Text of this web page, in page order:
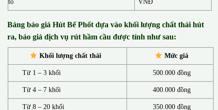
to
VNĐ
Bảng báo giá Hút Bể Phốt dựa vào khối lượng chất thải hút
ra, báo giá dịch vụ rút hầm cầu được tính như sau:
Khối lượng chất thải Mức giá
Từ 1 – 3 khối 500.000 đồng
Từ 4 – 7 khối 400.000 đồng
Từ 8 – 20 khối 350.000 đồng